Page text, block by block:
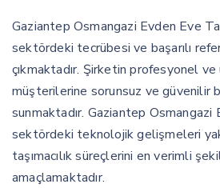
Gaziantep Osmangazi Evden Eve
sektördeki tecrübesi ve başarılı
çıkmaktadır. Şirketin profesyonel ve
müşterilerine sorunsuz ve güvenilir
sunmaktadır. Gaziantep Osmangazi
sektördeki teknolojik gelişmeleri
taşımacılık süreçlerini en verimli
amaçlamaktadır.